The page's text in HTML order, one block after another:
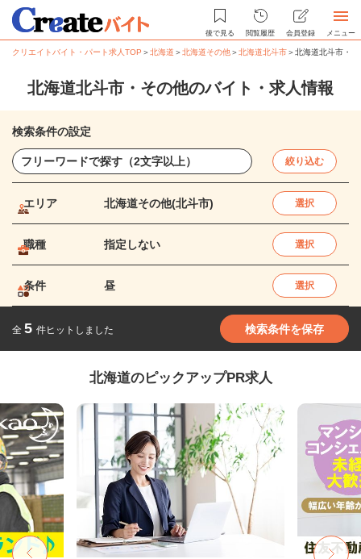
後で見る 閲覧履歴 会員登録 メニュー
クリエイトバイト・パート求人TOP ＞北海道 ＞北海道その他＞北海道北斗市＞北海道北斗市・
北海道北斗市・その他のバイト・求人情報
検索条件の設定
絞り込む
エリア 北海道その他(北斗市) 選択
職種 指定しない 選択
条件 昼 選択
全 5 件ヒットしました 検索条件を保存
北海道のピックアップPR求人